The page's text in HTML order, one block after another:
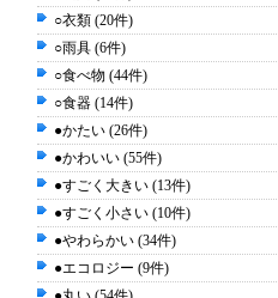
○衣類 (20件)
○雨具 (6件)
○食べ物 (44件)
○食器 (14件)
●かたい (26件)
●かわいい (55件)
●すごく大きい (13件)
●すごく小さい (10件)
●やわらかい (34件)
●エコロジー (9件)